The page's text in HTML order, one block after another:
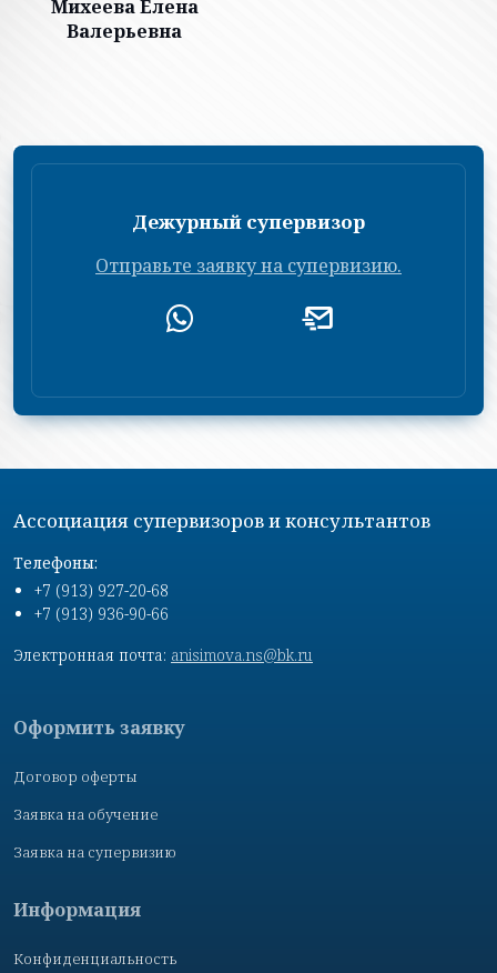
Михеева Елена
Валерьевна
Дежурный супервизор
Отправьте заявку на супервизию.
Ассоциация супервизоров и консультантов
Телефоны:
+7 (913) 927-20-68
+7 (913) 936-90-66
Электронная почта: anisimova.ns@bk.ru
Оформить заявку
Договор оферты
Заявка на обучение
Заявка на супервизию
Информация
Конфиденциальность